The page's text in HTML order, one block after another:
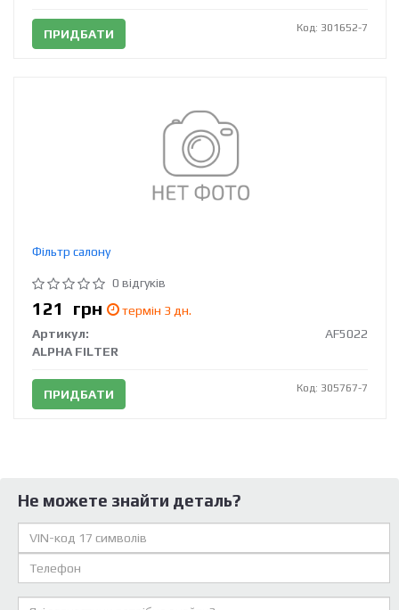
ПРИДБАТИ Код: 301652-7
Фільтр салону
0 відгуків
121 грн
термін 3 дн.
Артикул:
AF5022
ALPHA FILTER
ПРИДБАТИ Код: 305767-7
Не можете знайти деталь?